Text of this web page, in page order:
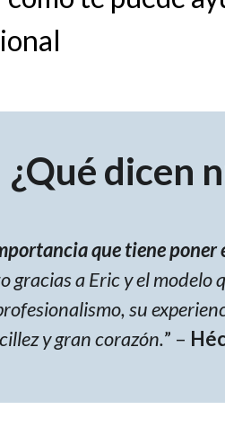
¿Qué dicen
que tiene poner
gracias a Eric y el modelo
su
y gran corazón.” –